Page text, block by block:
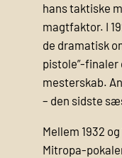
hans taktiske
magtfaktor. I
de dramatisk
pistole”-
mesterskab.
– den sidste
Mellem 1932
Mitropa-